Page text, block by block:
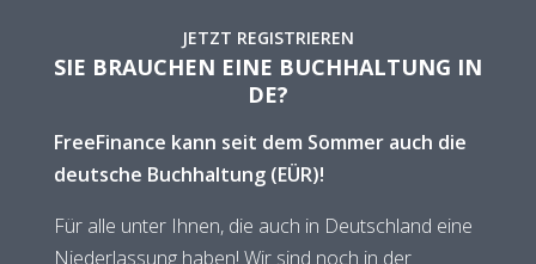
JETZT REGISTRIEREN
SIE BRAUCHEN EINE BUCHHALTUNG IN
DE?
FreeFinance kann seit dem Sommer auch die
deutsche Buchhaltung (EÜR)!
Für alle unter Ihnen, die auch in Deutschland eine
Niederlassung haben! Wir sind noch in der